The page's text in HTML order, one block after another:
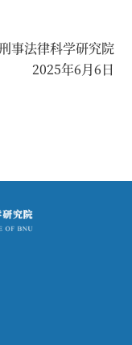
事法律科学研究院
2025年6月6日